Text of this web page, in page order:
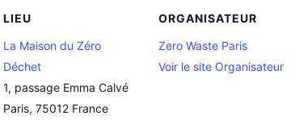
LIEU
La Maison du Zéro
Déchet
1, passage Emma Calvé
Paris, 75012 France
ORGANISATEUR
Zero Waste Paris
Voir le site Organisateur